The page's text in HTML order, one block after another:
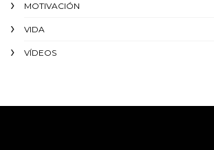
MOTIVACIÓN
VIDA
VÍDEOS